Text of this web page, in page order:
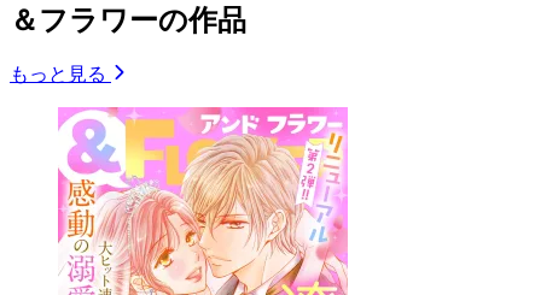
＆フラワーの作品
もっと見る